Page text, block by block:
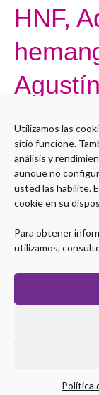
Utilizamos las
sitio funcione.
análisis y
aunque no
usted las habilite.
cookie en su
Para obtener
utilizamos,
Política
HNF,
Open to access
del
hígado:
HNF,
Adenoma,
hemangioma
Dr.
Agustín
Albillos
24-
Leer más »
Política